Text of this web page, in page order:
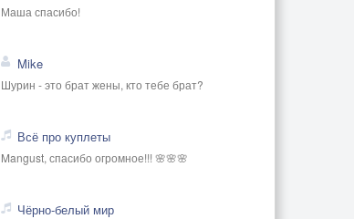
Маша спасибо!
Mike
Шурин - это брат жены, кто тебе брат?
Всё про куплеты
Mangust, спасибо огромное!!! 🌸🌸🌸
Чёрно-белый мир